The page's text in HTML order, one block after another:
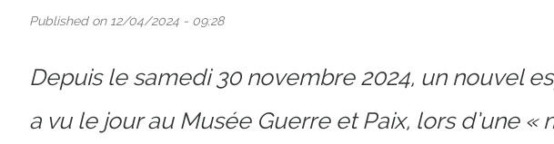
Published on 12/04/2024 - 09:28
Depuis le samedi 30 novembre 2024, un nouvel
a vu le jour au Musée Guerre et Paix, lors d’une «